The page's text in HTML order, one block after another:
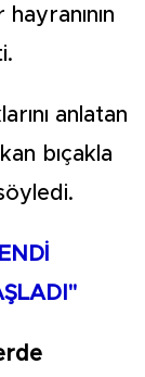
anlatan
bıçakla